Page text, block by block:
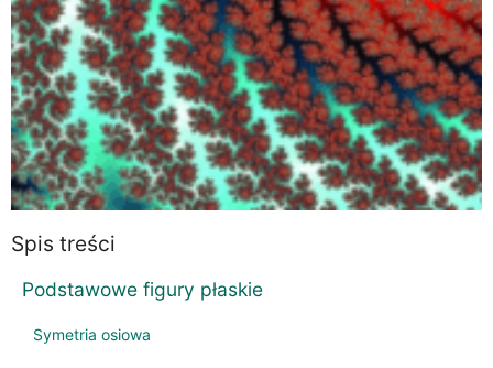
Spis treści
Podstawowe figury płaskie
Symetria osiowa